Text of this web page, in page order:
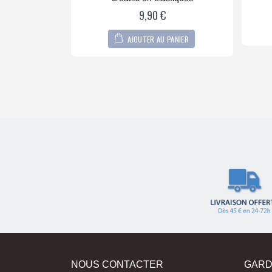
9,90€
AJOUTER AU PANIER
NOUS CONTACTER